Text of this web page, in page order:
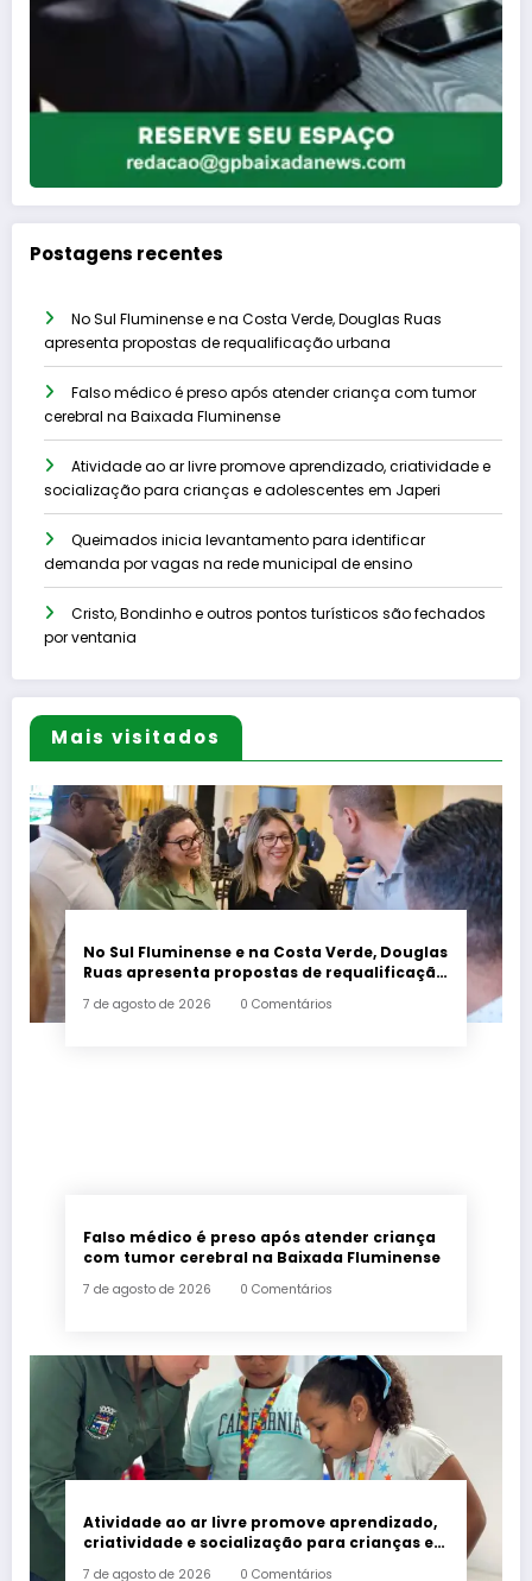
Postagens recentes
No Sul Fluminense e na Costa Verde, Douglas Ruas
apresenta propostas de requalificação urbana
Falso médico é preso após atender criança com tumor
cerebral na Baixada Fluminense
Atividade ao ar livre promove aprendizado, criatividade e
socialização para crianças e adolescentes em Japeri
Queimados inicia levantamento para identificar
demanda por vagas na rede municipal de ensino
Cristo, Bondinho e outros pontos turísticos são fechados
por ventania
Mais visitados
No Sul Fluminense e na Costa Verde, Douglas
Ruas apresenta propostas de requalificação
7 de agosto de 2026 0 Comentários
Falso médico é preso após atender criança
com tumor cerebral na Baixada Fluminense
7 de agosto de 2026 0 Comentários
Atividade ao ar livre promove aprendizado,
criatividade e socialização para crianças e
7 de agosto de 2026 0 Comentários